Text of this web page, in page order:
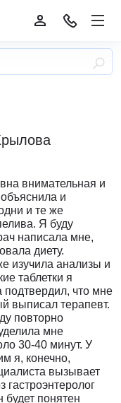
внимательная и
и
и те же
Я буду
написала мне,
диету.
изучила анализы и
таблетки я
что мне
выписал терапевт.
повторно
мне
30-40 минут. У
я, конечно,
вызывает
гастроэнтеролог
понятен